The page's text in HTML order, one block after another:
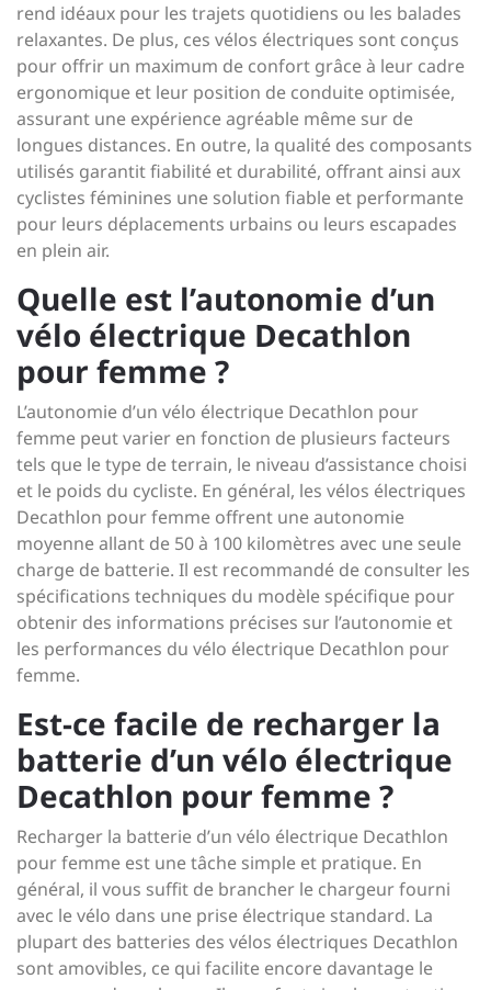
rend idéaux pour les trajets quotidiens ou les balades
relaxantes. De plus, ces vélos électriques sont conçus
pour offrir un maximum de confort grâce à leur cadre
ergonomique et leur position de conduite optimisée,
assurant une expérience agréable même sur de
longues distances. En outre, la qualité des composants
utilisés garantit fiabilité et durabilité, offrant ainsi aux
cyclistes féminines une solution fiable et performante
pour leurs déplacements urbains ou leurs escapades
en plein air.
Quelle est l’autonomie d’un
vélo électrique Decathlon
pour femme ?
L’autonomie d’un vélo électrique Decathlon pour
femme peut varier en fonction de plusieurs facteurs
tels que le type de terrain, le niveau d’assistance choisi
et le poids du cycliste. En général, les vélos électriques
Decathlon pour femme offrent une autonomie
moyenne allant de 50 à 100 kilomètres avec une seule
charge de batterie. Il est recommandé de consulter les
spécifications techniques du modèle spécifique pour
obtenir des informations précises sur l’autonomie et
les performances du vélo électrique Decathlon pour
femme.
Est-ce facile de recharger la
batterie d’un vélo électrique
Decathlon pour femme ?
Recharger la batterie d’un vélo électrique Decathlon
pour femme est une tâche simple et pratique. En
général, il vous suffit de brancher le chargeur fourni
avec le vélo dans une prise électrique standard. La
plupart des batteries des vélos électriques Decathlon
sont amovibles, ce qui facilite encore davantage le